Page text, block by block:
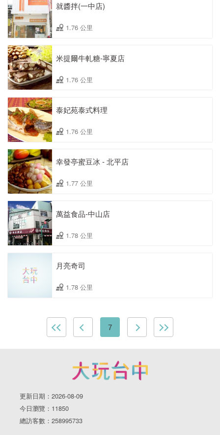
就醬拌(一中店)
1.76 公里
米提爾牛軋糖-寧夏店
1.76 公里
泰妃苑泰式料理
1.76 公里
幸發亭蜜豆冰 - 北平店
1.77 公里
萬益食品-中山店
1.78 公里
月亮奇司
1.78 公里
7
更新日期：2026-08-09
今日瀏覽：11850
總訪客數：258995733